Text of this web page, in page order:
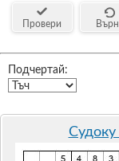
Провери
Подчертай:
Судоку